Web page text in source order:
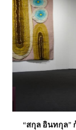
“สกุล อินทกุล